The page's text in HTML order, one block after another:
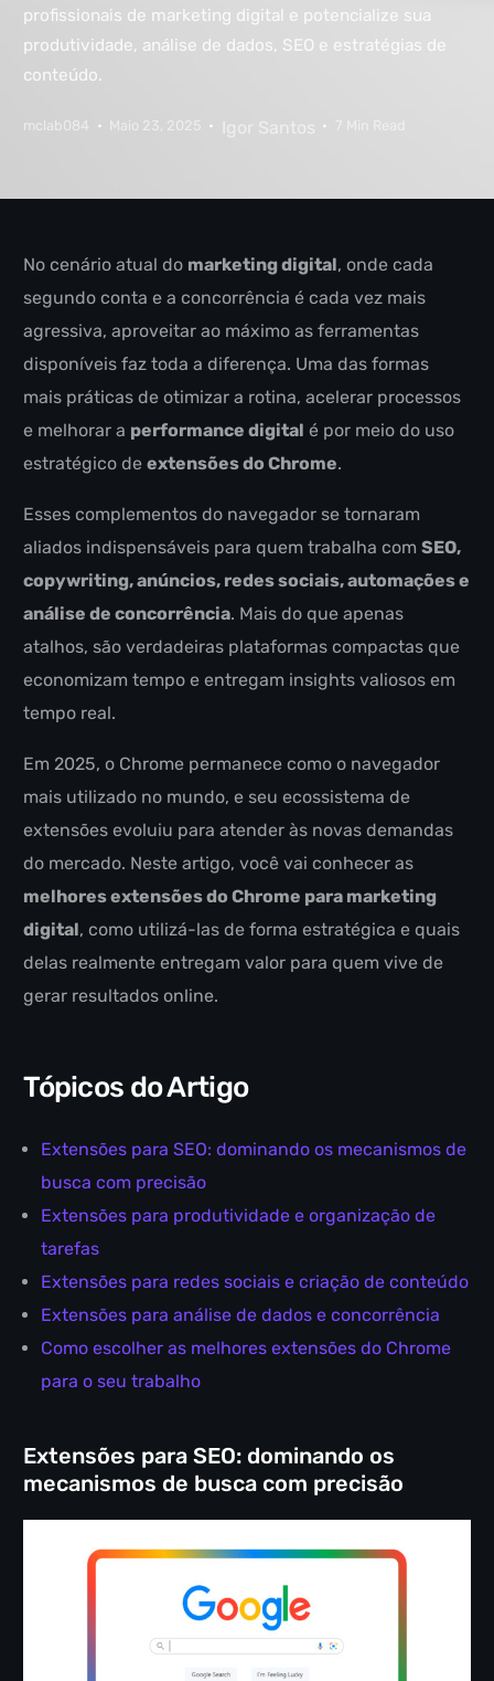
profissionais de marketing digital e potencialize sua
produtividade, análise de dados, SEO e estratégias de
conteúdo.
mclab084 Maio 23, 2025 Igor Santos
No cenário atual do marketing digital, onde cada
segundo conta e a concorrência é cada vez mais
agressiva, aproveitar ao máximo as ferramentas
disponíveis faz toda a diferença. Uma das formas
mais práticas de otimizar a rotina, acelerar processos
e melhorar a performance digital é por meio do uso
estratégico deextensões do Chrome.
Esses complementos do navegador se tornaram
aliados indispensáveis para quem trabalha comSEO,
copywriting, anúncios, redes sociais, automações e
análise de concorrência. Mais do que apenas
atalhos, são verdadeiras plataformas compactas que
economizam tempo e entregam insights valiosos em
tempo real.
Em 2025, o Chrome permanece como o navegador
mais utilizado no mundo, e seu ecossistema de
extensões evoluiu para atender às novas demandas
do mercado. Neste artigo, você vai conhecer as
melhores extensões do Chrome para marketing
digital, como utilizá-las de forma estratégica e quais
delas realmente entregam valor para quem vive de
gerar resultados online.
Tópicos do Artigo
Extensões para SEO: dominando os mecanismos de
busca com precisão
Extensões para produtividade e organização de
tarefas
Extensões para redes sociais e criação de conteúdo
Extensões para análise de dados e concorrência
Como escolher as melhores extensões do Chrome
para o seu trabalho
Extensões para SEO: dominando os
mecanismos de busca com precisão